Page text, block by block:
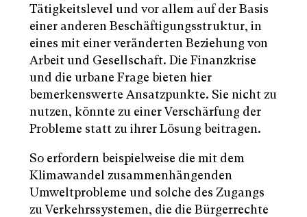
Tätigkeitslevel und vor allem auf der Basis
einer anderen Beschäftigungsstruktur, in
eines mit einer veränderten Beziehung von
Arbeit und Gesellschaft. Die Finanzkrise
und die urbane Frage bieten hier
bemerkenswerte Ansatzpunkte. Sie nicht zu
nutzen, könnte zu einer Verschärfung der
Probleme statt zu ihrer Lösung beitragen.
So erfordern beispielweise die mit dem
Klimawandel zusammenhängenden
Umweltprobleme und solche des Zugangs
zu Verkehrssystemen, die die Bürgerrechte